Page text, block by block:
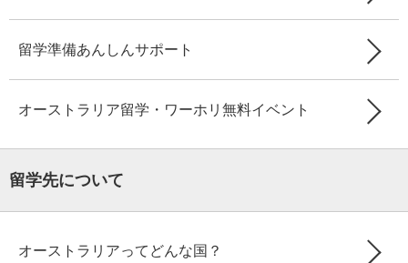
留学準備あんしんサポート
オーストラリア留学・ワーホリ無料イベント
留学先について
オーストラリアってどんな国？